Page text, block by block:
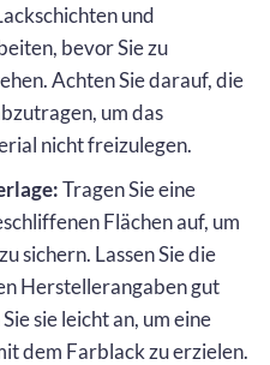
und
bevor Sie zu
Achten Sie darauf, die
um das
nicht freizulegen.
Tragen Sie eine
Flächen auf, um
sichern. Lassen Sie die
Herstellerangaben gut
sie leicht an, um eine
dem Farblack zu erzielen.